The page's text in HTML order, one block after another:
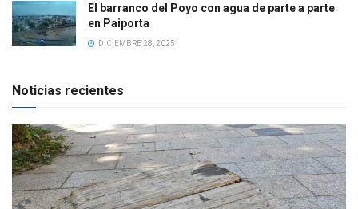
El barranco del Poyo con agua de parte a parte
en Paiporta
DICIEMBRE 28, 2025
Noticias recientes